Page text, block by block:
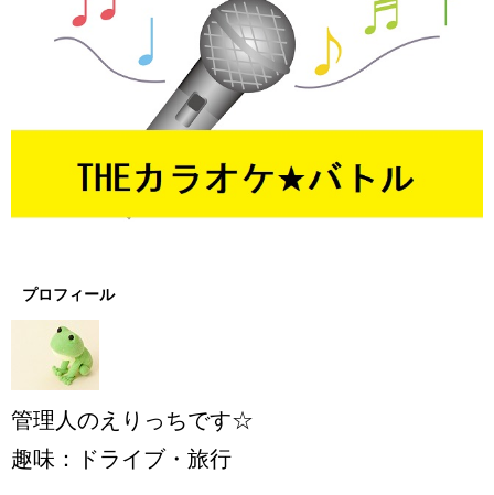
プロフィール
管理人のえりっちです☆
趣味：ドライブ・旅行